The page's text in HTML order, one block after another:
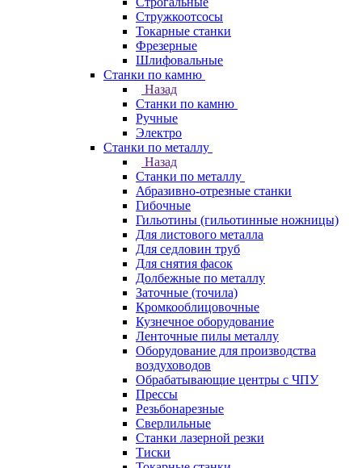
Стружкоотсосы
Токарные станки
Фрезерные
Шлифовальные
Станки по камню
Назад
Станки по камню
Ручные
Электро
Станки по металлу
Назад
Станки по металлу
Абразивно-отрезные станки
Гибочные
Гильотины (гильотинные ножницы)
Для листового металла
Для седловин труб
Для снятия фасок
Долбежные по металлу
Заточные (точила)
Кромкооблицовочные
Кузнечное оборудование
Ленточные пилы металлу
Оборудование для производства
воздуховодов
Обрабатывающие центры с ЧПУ
Прессы
Резьбонарезные
Сверлильные
Станки лазерной резки
Тиски